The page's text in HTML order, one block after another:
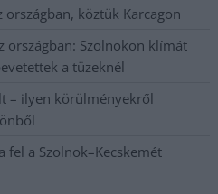
köztük Karcagon
országban: Szolnokon klímát
a tüzeknél
– ilyen körülményekről
a Szolnok–Kecskemét